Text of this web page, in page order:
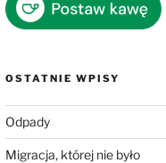
OSTATNIE WPISY
Odpady
Migracja, której nie było